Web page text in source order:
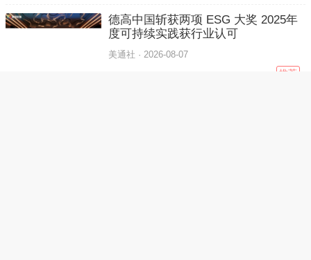
德高中国斩获两项 ESG 大奖 2025年
度可持续实践获行业认可
美通社 · 2026-08-07
推荐